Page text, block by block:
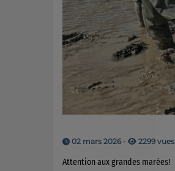
02 mars 2026 - 2299 vues
Attention aux grandes marées!